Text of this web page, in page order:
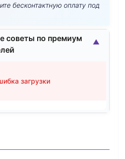
бесконтактную оплату под
советы по премиум
загрузки
▲